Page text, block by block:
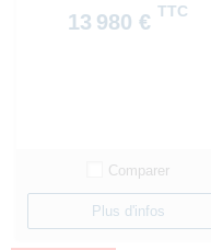
13 980 € TTC
Comparer
Plus d'infos